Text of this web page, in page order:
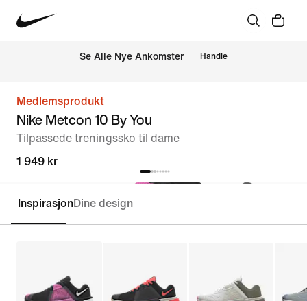
Se Alle Nye Ankomster Handle
Medlemsprodukt
Nike Metcon 10 By You
Tilpassede treningssko til dame
1 949 kr
Tilpass
InspirasjonDine design